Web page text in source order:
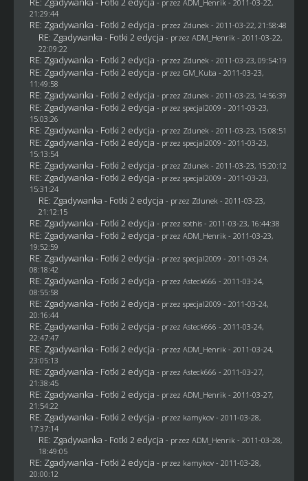
- przez ADM_Henrik - 2011-03-22,
21:29:44
RE: Zgadywanka - Fotki 2 edycja - przez Zdunek - 2011-03-22, 21:58:48
RE: Zgadywanka - Fotki 2 edycja - przez ADM_Henrik - 2011-03-22,
22:09:22
RE: Zgadywanka - Fotki 2 edycja - przez Zdunek - 2011-03-23, 09:54:19
RE: Zgadywanka - Fotki 2 edycja - przez GM_Kuba - 2011-03-23,
11:49:58
RE: Zgadywanka - Fotki 2 edycja - przez Zdunek - 2011-03-23, 14:56:39
RE: Zgadywanka - Fotki 2 edycja - przez specjal2009 - 2011-03-23,
15:03:26
RE: Zgadywanka - Fotki 2 edycja - przez Zdunek - 2011-03-23, 15:08:51
RE: Zgadywanka - Fotki 2 edycja - przez specjal2009 - 2011-03-23,
15:13:54
RE: Zgadywanka - Fotki 2 edycja - przez Zdunek - 2011-03-23, 15:20:12
RE: Zgadywanka - Fotki 2 edycja - przez specjal2009 - 2011-03-23,
15:31:24
RE: Zgadywanka - Fotki 2 edycja - przez Zdunek - 2011-03-23,
21:12:15
RE: Zgadywanka - Fotki 2 edycja - przez sothis- 2011-03-23, 16:44:38
RE: Zgadywanka - Fotki 2 edycja - przez ADM_Henrik - 2011-03-23,
19:52:59
RE: Zgadywanka - Fotki 2 edycja - przez specjal2009 - 2011-03-24,
08:18:42
RE: Zgadywanka - Fotki 2 edycja - przez Asteck666 - 2011-03-24,
08:55:58
RE: Zgadywanka - Fotki 2 edycja - przez specjal2009 - 2011-03-24,
20:16:44
RE: Zgadywanka - Fotki 2 edycja - przez Asteck666 - 2011-03-24,
22:47:47
RE: Zgadywanka - Fotki 2 edycja - przez ADM_Henrik - 2011-03-24,
23:05:13
RE: Zgadywanka - Fotki 2 edycja - przez Asteck666 - 2011-03-27,
21:38:45
RE: Zgadywanka - Fotki 2 edycja - przez ADM_Henrik - 2011-03-27,
21:54:22
RE: Zgadywanka - Fotki 2 edycja - przez kamykov- 2011-03-28,
17:37:14
RE: Zgadywanka - Fotki 2 edycja - przez ADM_Henrik - 2011-03-28,
18:49:05
RE: Zgadywanka - Fotki 2 edycja - przez kamykov- 2011-03-28,
20:00:12